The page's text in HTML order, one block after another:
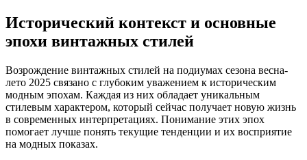
Исторический контекст и основные
эпохи винтажных стилей
Возрождение винтажных стилей на подиумах сезона весна-
лето 2025 связано с глубоким уважением к историческим
модным эпохам. Каждая из них обладает уникальным
стилевым характером, который сейчас получает новую жизнь
в современных интерпретациях. Понимание этих эпох
помогает лучше понять текущие тенденции и их восприятие
на модных показах.